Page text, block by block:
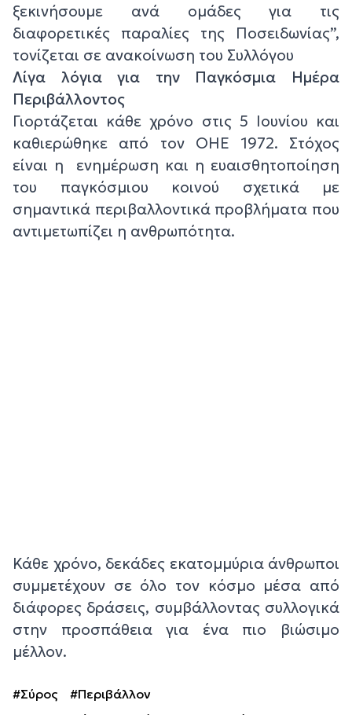
ξεκινήσουμε ανά ομάδες για τις
διαφορετικές παραλίες της Ποσειδωνίας”,
τονίζεται σε ανακοίνωση του Συλλόγου
Λίγα λόγια για την Παγκόσμια Ημέρα
Περιβάλλοντος
Γιορτάζεται κάθε χρόνο στις 5 Ιουνίου και
καθιερώθηκε από τον ΟΗΕ 1972. Στόχος
είναι η ενημέρωση και η ευαισθητοποίηση
του παγκόσμιου κοινού σχετικά με
σημαντικά περιβαλλοντικά προβλήματα που
αντιμετωπίζει η ανθρωπότητα.
Κάθε χρόνο, δεκάδες εκατομμύρια άνθρωποι
συμμετέχουν σε όλο τον κόσμο μέσα από
διάφορες δράσεις, συμβάλλοντας συλλογικά
στην προσπάθεια για ένα πιο βιώσιμο
μέλλον.
#Σύρος
#Περιβάλλον